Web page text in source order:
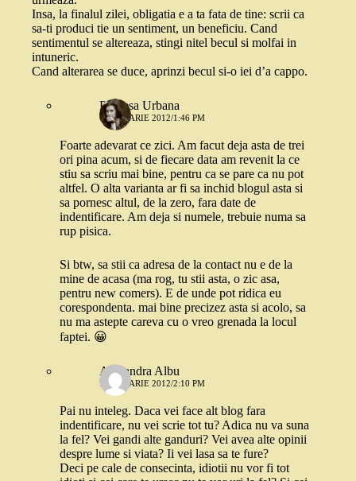
Insa, la finalul zilei, obligatia e a ta fata de tine: scrii ca
sa-ti produci tie un sentiment, un beneficiu. Cand
sentimentul se altereaza, stingi nitel becul si molfai in
intuneric.
Cand alterarea se duce, aprinzi becul si-o iei d’a cappo.
Printesa Urbana
6 IANUARIE 2012/1:46 PM
Foarte adevarat ce zici. Am facut deja asta de trei
ori pina acum, si de fiecare data am revenit la ce
stiu sa scriu mai bine, pentru ca se pare ca nu pot
altfel. O alta varianta ar fi sa inchid blogul asta si
sa pornesc altul, de la zero, fara date de
indentificare. Am deja si numele, trebuie numa sa
rup pisica.
Si btw, sa stii ca adresa de la contact nu e de la
mine de acasa (ma rog, tu stii asta, o zic asa,
pentru new comers). E de unde pot ridica eu
corespondenta. mai bine precizez asta si acolo, sa
nu ma astepte careva cu o vreo grenada la locul
faptei. 😀
Alexandra Albu
7 IANUARIE 2012/2:10 PM
Pai nu inteleg. Daca vei face alt blog fara
indentificare, nu vei scrie tot tu? Adica nu va suna
la fel? Vei gandi alte ganduri? Vei avea alte opinii
despre lume si viata? Ii vei lasa sa te fure?
Deci pe cale de consecinta, idiotii nu vor fi tot